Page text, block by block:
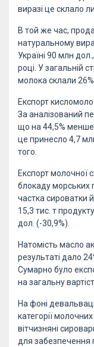
виразі це склало
В той же час,
натуральному
Україні 90 млн
році. У загальній
молока склали
Експорт
За аналізований
що на 44,5%
це принесло 4,7
того.
Експорт молочної
блокаду морських
частка сироватки
15,3 тис. т
дол. (-30,9%).
Натомість масло
результаті дало
Сумарно було
на загальну
На фоні
категорії
вітчизняні
для забезпечення